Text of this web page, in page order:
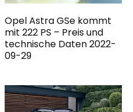
Opel Astra GSe kommt
mit 222 PS – Preis und
technische Daten 2022-
09-29